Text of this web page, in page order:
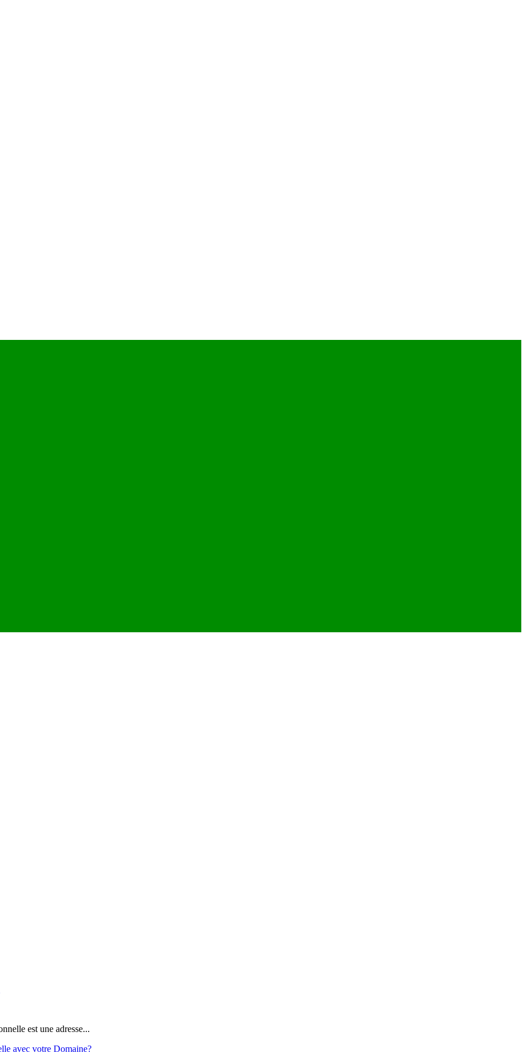
est une adresse...
avec votre Domaine?